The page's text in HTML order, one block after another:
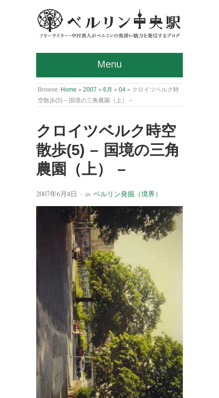
Menu
Browse: Home » 2007 » 6月 » 04 » クロイツベルク時
空散歩(5) – 国境の三角農園（上） –
クロイツベルク時空
散歩(5) – 国境の三角
農園（上） –
2007年6月4日 · in ベルリン発掘（境界）